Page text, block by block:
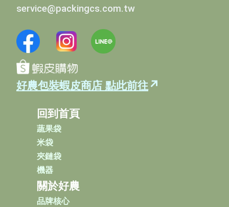
service@packingcs.com.tw
好農包裝蝦皮商店 點此前往 ↗
回到首頁
蔬果袋
米袋
夾鏈袋
機器
關於好農
品牌核心